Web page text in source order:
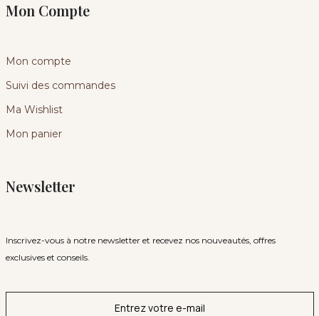
Mon Compte
Mon compte
Suivi des commandes
Ma Wishlist
Mon panier
Newsletter
Inscrivez-vous à notre newsletter et recevez nos nouveautés, offres
exclusives et conseils.